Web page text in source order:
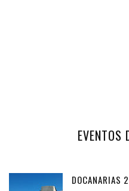
EVENTOS
DOCANARIAS